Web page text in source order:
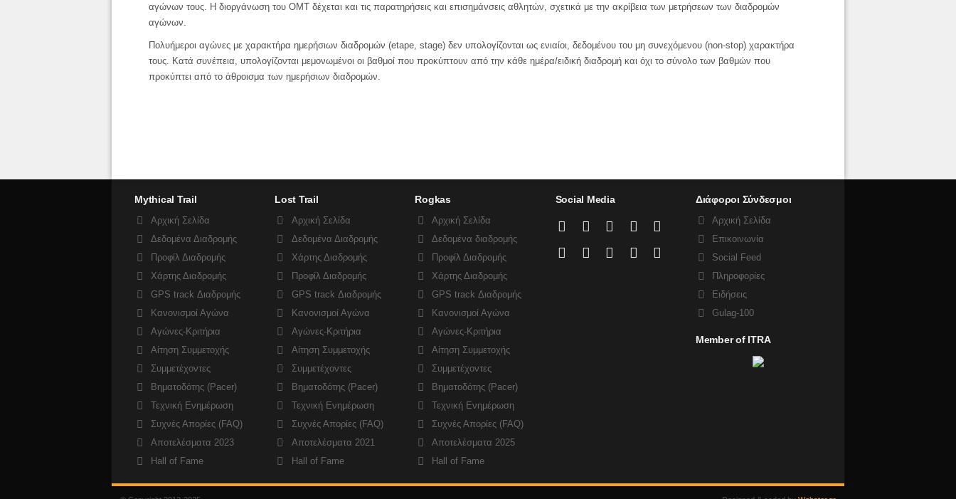
αγώνων τους. Η διοργάνωση του ΟΜΤ δέχεται και τις παρατηρήσεις και επισημάνσεις αθλητών, σχετικά με την ακρίβεια των μετρήσεων των διαδρομών
αγώνων.
Πολυήμεροι αγώνες με χαρακτήρα ημερήσιων διαδρομών (etape, stage) δεν υπολογίζονται ως ενιαίοι, δεδομένου του μη συνεχόμενου (non-stop) χαρακτήρα
τους. Κατά συνέπεια, υπολογίζονται μεμονωμένοι οι βαθμοί που προκύπτουν από την κάθε ημέρα/ειδική διαδρομή και όχι το σύνολο των βαθμών που
προκύπτει από το άθροισμα των ημερήσιων διαδρομών.
Mythical Trail
Αρχική Σελίδα
Δεδομένα Διαδρομής
Προφίλ Διαδρομής
Χάρτης Διαδρομής
GPS track Διαδρομής
Κανονισμοί Αγώνα
Αγώνες-Κριτήρια
Αίτηση Συμμετοχής
Συμμετέχοντες
Βηματοδότης (Pacer)
Τεχνική Ενημέρωση
Συχνές Απορίες (FAQ)
Αποτελέσματα 2023
Hall of Fame
Lost Trail
Αρχική Σελίδα
Δεδομένα Διαδρομής
Χάρτης Διαδρομής
Προφίλ Διαδρομής
GPS track Διαδρομής
Κανονισμοί Αγώνα
Αγώνες-Κριτήρια
Αίτηση Συμμετοχής
Συμμετέχοντες
Βηματοδότης (Pacer)
Τεχνική Ενημέρωση
Συχνές Απορίες (FAQ)
Αποτελέσματα 2021
Hall of Fame
Rogkas
Αρχική Σελίδα
Δεδομένα διαδρομής
Προφίλ Διαδρομής
Χάρτης Διαδρομής
GPS track Διαδρομής
Κανονισμοί Αγώνα
Αγώνες-Κριτήρια
Αίτηση Συμμετοχής
Συμμετέχοντες
Βηματοδότης (Pacer)
Τεχνική Ενημέρωση
Συχνές Απορίες (FAQ)
Αποτελέσματα 2025
Hall of Fame
Social Media Διάφοροι Σύνδεσμοι
Αρχική Σελίδα
Επικοινωνία
Social Feed
Πληροφορίες
Ειδήσεις
Gulag-100
Member of ITRA